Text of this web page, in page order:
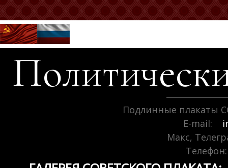
Подлинные плакаты
E-mail:
Макс,
Телефон: